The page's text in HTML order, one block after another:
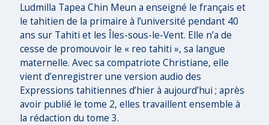
Ludmilla Tapea Chin Meun a enseigné le français et
le tahitien de la primaire à l’université pendant 40
ans sur Tahiti et les Îles-sous-le-Vent. Elle n’a de
cesse de promouvoir le « reo tahiti », sa langue
maternelle. Avec sa compatriote Christiane, elle
vient d’enregistrer une version audio des
Expressions tahitiennes d’hier à aujourd’hui ; après
avoir publié le tome 2, elles travaillent ensemble à
la rédaction du tome 3.